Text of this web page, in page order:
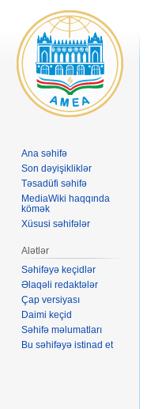
Ana səhifə
Son dəyişikliklər
Təsadüfi səhifə
MediaWiki haqqında
kömək
Xüsusi səhifələr
Alətlər
Səhifəyə keçidlər
Əlaqəli redaktələr
Çap versiyası
Daimi keçid
Səhifə məlumatları
Bu səhifəyə istinad et